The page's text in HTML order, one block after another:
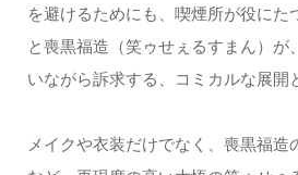
を避けるためにも、喫煙所が役にた
と喪黒福造（笑ゥせぇるすまん）が
いながら訴求する、コミカルな展開
メイクや衣装だけでなく、喪黒福造